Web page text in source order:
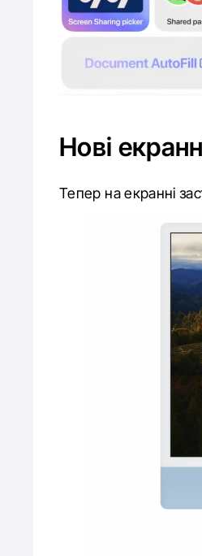
Нові
Тепер на екранні